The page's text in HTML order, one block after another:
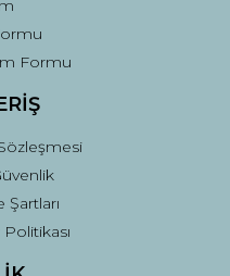
Formu
Şartları